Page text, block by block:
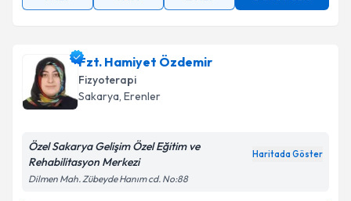
Fzt. Hamiyet Özdemir
Fizyoterapi
Sakarya, Erenler
Özel Sakarya Gelişim Özel Eğitim ve
Rehabilitasyon Merkezi
Haritada Göster
Dilmen Mah. Zübeyde Hanım cd. No:88